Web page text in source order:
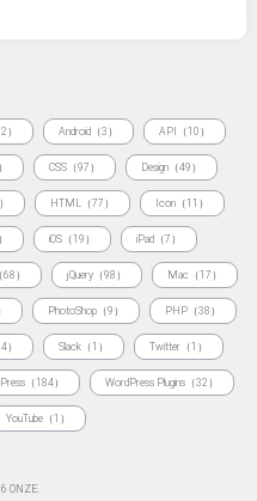
） Android（3） API（10）
CSS（97） Design（49）
HTML（77） Icon（11）
iOS（19） iPad（7）
） jQuery（98） Mac（17）
PhotoShop（9） PHP（38）
） Slack（1） Twitter（1）
（184） WordPress Plugins（32）
YouTube（1）
ONZE.